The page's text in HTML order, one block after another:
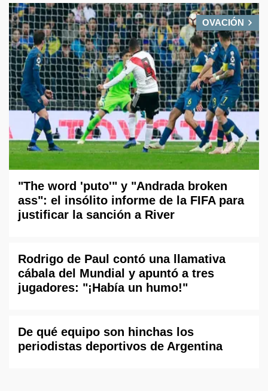
OVACIÓN
"The word 'puto'" y "Andrada broken
ass": el insólito informe de la FIFA para
justificar la sanción a River
Rodrigo de Paul contó una llamativa
cábala del Mundial y apuntó a tres
jugadores: "¡Había un humo!"
De qué equipo son hinchas los
periodistas deportivos de Argentina